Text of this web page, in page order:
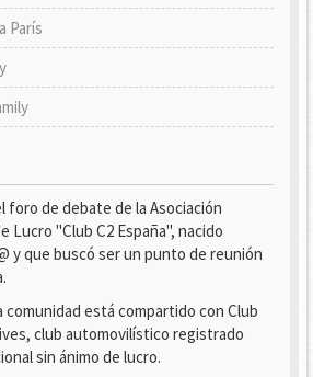
París
foro de debate de la Asociación
Lucro "Club C2 España", nacido
y que buscó ser un punto de reunión
comunidad está compartido con Club
club automovilístico registrado
sin ánimo de lucro.